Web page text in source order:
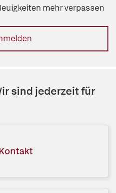
mehr verpassen
sind jederzeit für